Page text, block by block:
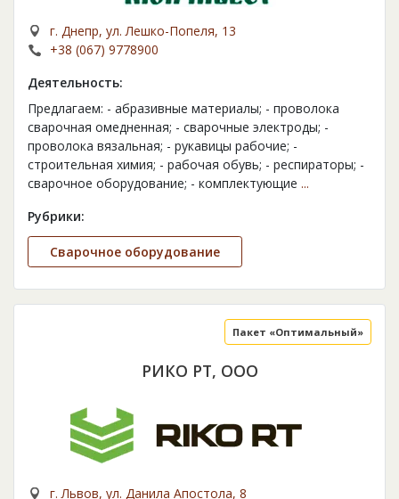
г. Днепр, ул. Лешко-Попеля, 13
+38 (067) 9778900
Деятельность:
Предлагаем: - абразивные материалы; - проволока
сварочная омедненная; - сварочные электроды; -
проволока вязальная; - рукавицы рабочие; -
строительная химия; - рабочая обувь; - респираторы; -
сварочное оборудование; - комплектующие ...
Рубрики:
Сварочное оборудование
РИКО РТ, ООО
Пакет «Оптимальный»
г. Львов, ул. Данила Апостола, 8